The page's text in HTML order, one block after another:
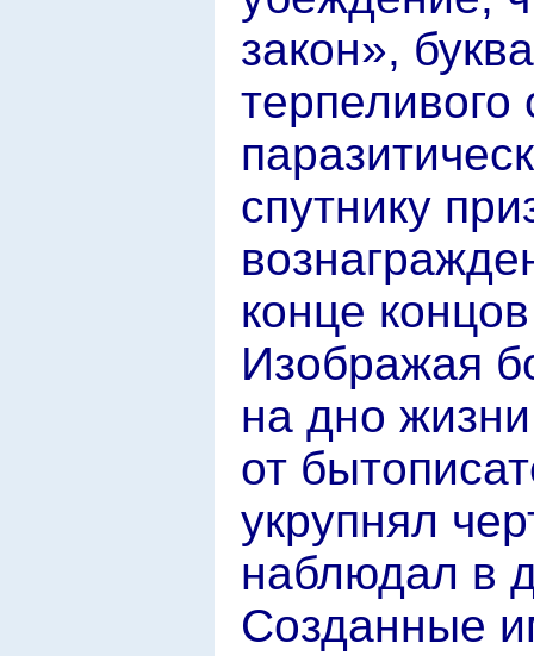
закон»,
терпеливого
спутнику
конце
Изображая
на дно
от
укрупнял
наблюдал в
Созданные